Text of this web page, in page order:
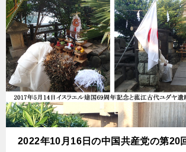
2022年10月16日の中国共産党の第20